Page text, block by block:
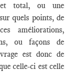
total, ou une
quels points, de
améliorations,
ou façons de
est donc de
celle-ci est celle